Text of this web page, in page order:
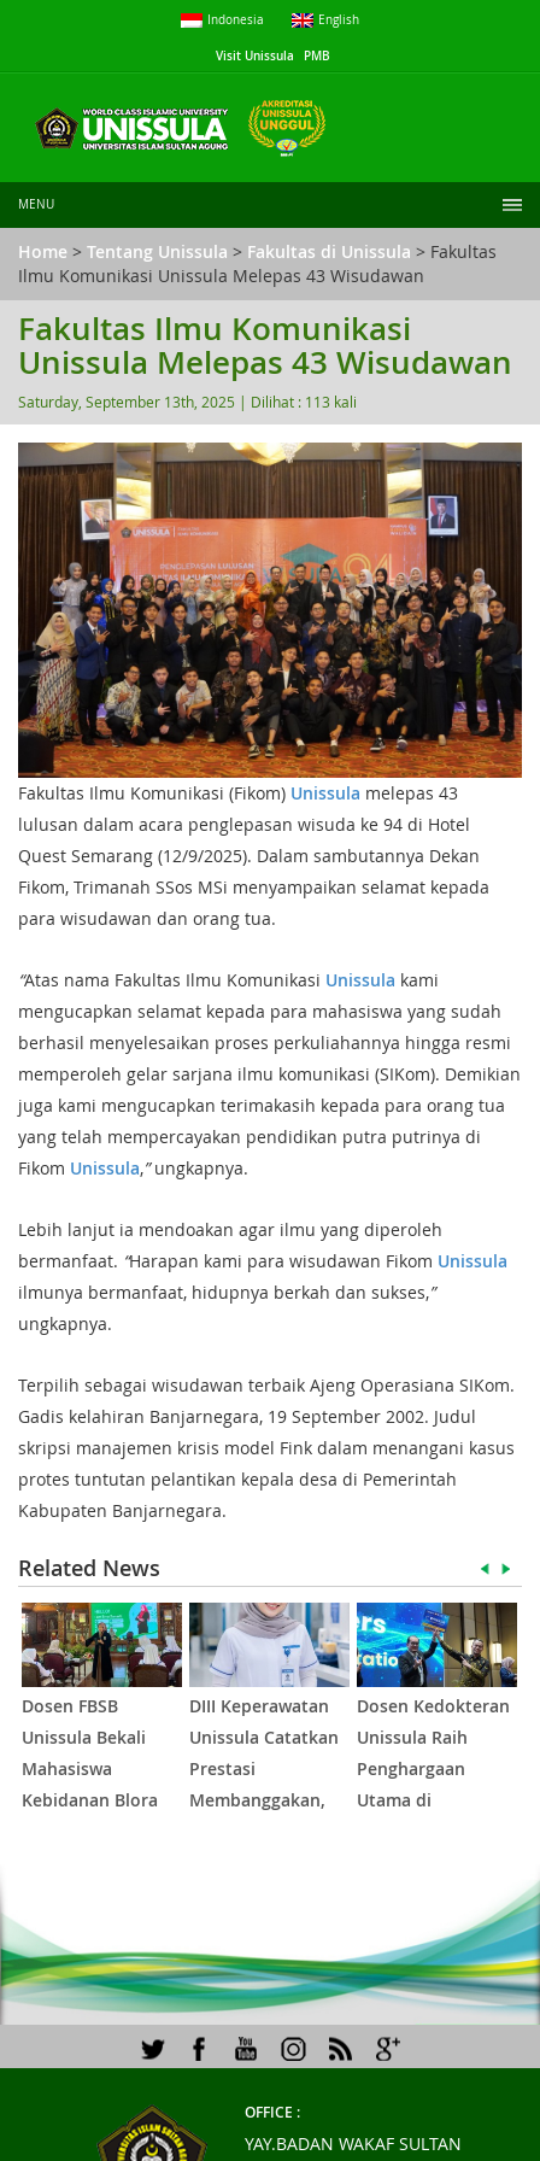
Indonesia English
Visit Unissula PMB
MENU
Home > Tentang Unissula > Fakultas di Unissula > Fakultas
Ilmu Komunikasi Unissula Melepas 43 Wisudawan
Fakultas Ilmu Komunikasi
Unissula Melepas 43 Wisudawan
Saturday, September 13th, 2025 | Dilihat : 113 kali
Fakultas Ilmu Komunikasi (Fikom) Unissula melepas 43
lulusan dalam acara penglepasan wisuda ke 94 di Hotel
Quest Semarang (12/9/2025). Dalam sambutannya Dekan
Fikom, Trimanah SSos MSi menyampaikan selamat kepada
para wisudawan dan orang tua.
“Atas nama Fakultas Ilmu Komunikasi Unissula kami
mengucapkan selamat kepada para mahasiswa yang sudah
berhasil menyelesaikan proses perkuliahannya hingga resmi
memperoleh gelar sarjana ilmu komunikasi (SIKom). Demikian
juga kami mengucapkan terimakasih kepada para orang tua
yang telah mempercayakan pendidikan putra putrinya di
Fikom Unissula,”ungkapnya.
Lebih lanjut ia mendoakan agar ilmu yang diperoleh
bermanfaat. “Harapan kami para wisudawan Fikom Unissula
ilmunya bermanfaat, hidupnya berkah dan sukses,”
ungkapnya.
Terpilih sebagai wisudawan terbaik Ajeng Operasiana SIKom.
Gadis kelahiran Banjarnegara, 19 September 2002. Judul
skripsi manajemen krisis model Fink dalam menangani kasus
protes tuntutan pelantikan kepala desa di Pemerintah
Kabupaten Banjarnegara.
Related News
Dosen FBSB
Unissula Bekali
Mahasiswa
Kebidanan Blora
DIII Keperawatan
Unissula Catatkan
Prestasi
Membanggakan,
Nasional
Dosen Kedokteran
Unissula Raih
Penghargaan
Utama di
OFFICE :
YAY.BADAN WAKAF SULTAN